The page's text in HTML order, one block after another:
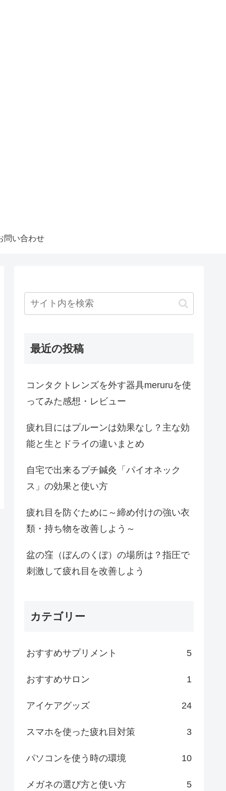
問い合わせ
最近の投稿
コンタクトレンズを外す器具meruruを使
ってみた感想・レビュー
疲れ目にはプルーンは効果なし？主な効
能と生とドライの違いまとめ
自宅で出来るプチ鍼灸「パイオネック
ス」の効果と使い方
疲れ目を防ぐために～締め付けの強い衣
類・持ち物を改善しよう～
盆の窪（ぼんのくぼ）の場所は？指圧で
刺激して疲れ目を改善しよう
カテゴリー
おすすめサプリメント 5
おすすめサロン 1
アイケアグッズ 24
スマホを使った疲れ目対策 3
パソコンを使う時の環境 10
メガネの選び方と使い方 5